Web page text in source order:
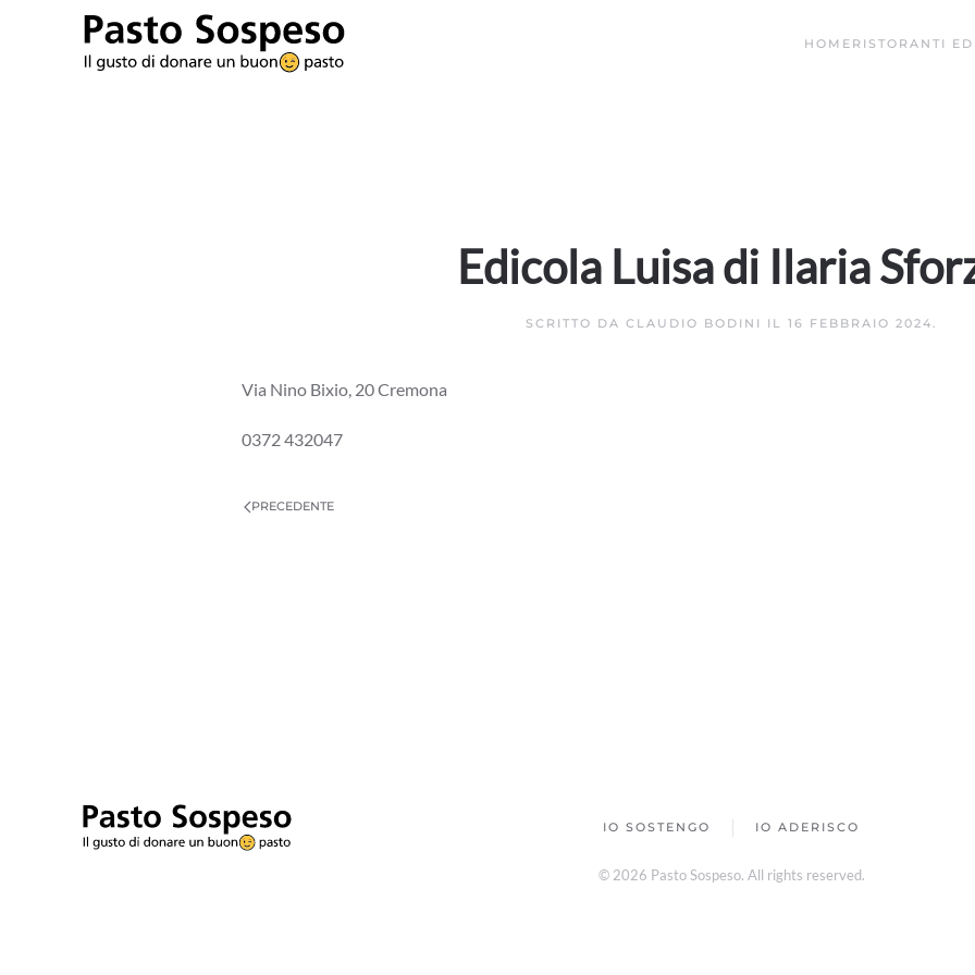
Skip to main content HOME RISTORANTI
Edicola Luisa di Ilaria
SCRITTO DA CLAUDIO BODINI IL 16 FEBBRAIO 2024.
Via Nino Bixio, 20 Cremona
0372 432047
PRECEDENTE
IO SOSTENGO IO ADERISCO
© 2026 Pasto Sospeso. All rights reserved.